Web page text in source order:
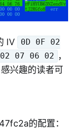
IV
0D 0F 02
07 06 02 ，
兴趣的读者可
的配置：